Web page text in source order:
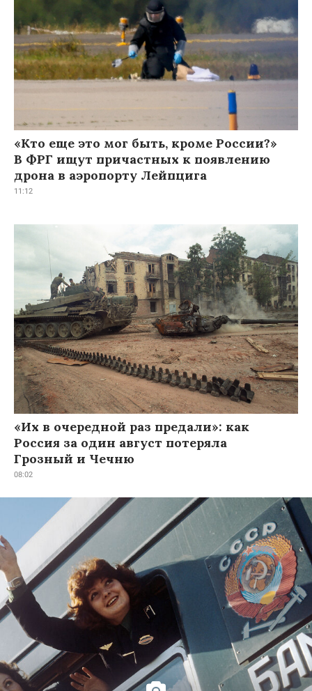
«Кто еще это мог быть, кроме России?»
В ФРГ ищут причастных к появлению
дрона в аэропорту Лейпцига
11:12
«Их в очередной раз предали»: как
Россия за один август потеряла
Грозный и Чечню
08:02